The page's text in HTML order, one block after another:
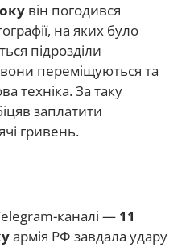
він погодився
на яких було
підрозділи
вони переміщуються та
техніка. За таку
заплатити
гривень.
каналі — 11
армія РФ завдала удару